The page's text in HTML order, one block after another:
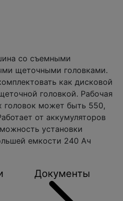
со съемными
щеточными головками.
как дисковой
головкой. Рабочая
может быть 550,
от аккумуляторов
установки
емкости 240 Ач
Документы